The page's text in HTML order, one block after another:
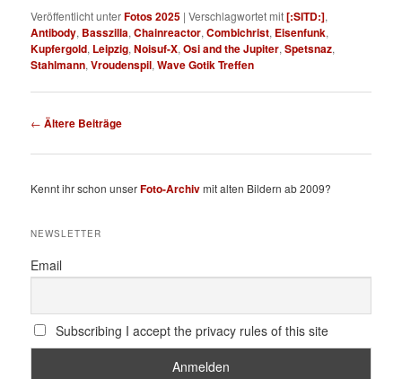
Veröffentlicht unterFotos 2025 |Verschlagwortet mit[:SITD:],
Antibody, Basszilla,Chainreactor,Combichrist, Eisenfunk,
Kupfergold, Leipzig,Noisuf-X,Osi and the Jupiter,Spetsnaz,
Stahlmann,Vroudenspil,Wave Gotik Treffen
Beitragsnavigation
← Ältere Beiträge
Kennt ihr schon unserFoto-Archivmit alten Bildern ab 2009?
NEWSLETTER
Email
Subscribing I accept the privacy rules of this site